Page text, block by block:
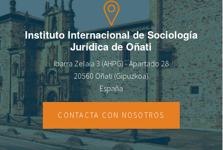
Instituto Internacional de Sociología
Jurídica de Oñati
Ibarra Zelaia 3 (AHPG) - Apartado 28
20560 Oñati (Gipuzkoa)
España
CONTACTA CON NOSOTROS